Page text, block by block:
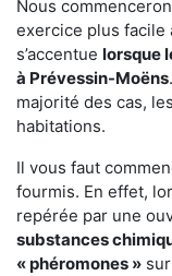
Nous
exercice plus facile
s’accentue lorsque
à Prévessin-Moëns
majorité des cas,
habitations.
Il vous faut
fourmis. En effet,
repérée par une
substances
« phéromones »